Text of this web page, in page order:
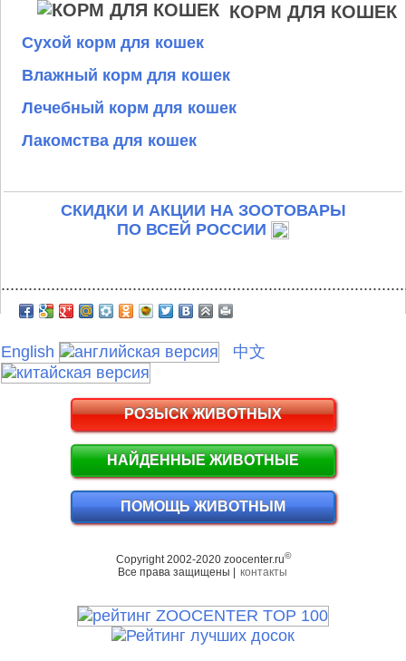
КОРМ ДЛЯ КОШЕК
Сухой корм для кошек
Влажный корм для кошек
Лечебный корм для кошек
Лакомства для кошек
СКИДКИ И АКЦИИ НА ЗООТОВАРЫ
ПО ВСЕЙ РОССИИ
English 中文
РОЗЫСК ЖИВОТНЫХ
НАЙДЕННЫЕ ЖИВОТНЫЕ
ПОМОЩЬ ЖИВОТНЫМ
Copyright 2002-2020 zoocenter.ru©
Все права защищены | контакты